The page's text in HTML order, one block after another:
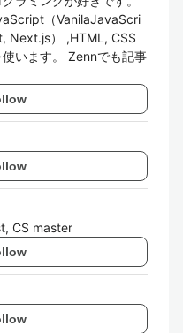
（VanilaJavaScri
Next.js） ,HTML, CSS
使います。 Zennでも記事
CS master